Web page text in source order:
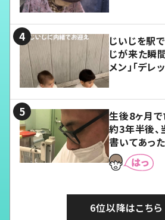
じいじを駅
じが来た瞬
メン」「デレ
生後8ヶ月
約3年半後
書いてあっ
6位以降はこちら